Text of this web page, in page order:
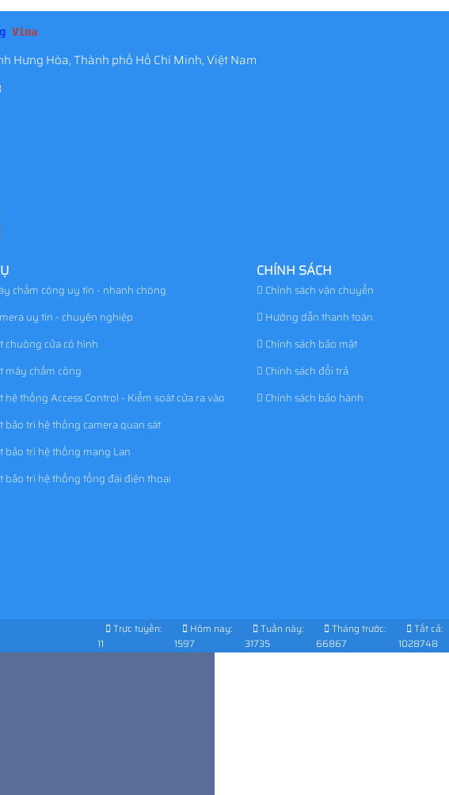
Vina
Hưng Hòa, Thành phố Hồ Chí Minh, Việt Nam
chấm công uy tín - nhanh chóng
uy tín - chuyên nghiệp
chuông cửa có hình
máy chấm công
hệ thống Access Control - Kiểm soát cửa ra vào
bảo trì hệ thống camera quan sát
bảo trì hệ thống mạng Lan
bảo trì hệ thống tổng đài điện thoại
CHÍNH SÁCH
Chính sách vận chuyển
Hướng dẫn thanh toán
Chính sách bảo mật
Chính sách đổi trả
Chính sách bảo hành
Trực tuyến:
11
Hôm nay:
1597
Tuần này:
31735
Tháng trước:
66867
Tất cả:
1028748